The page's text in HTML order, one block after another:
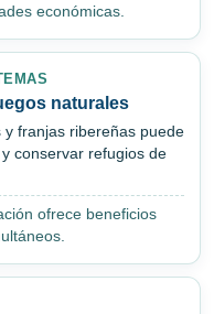
económicas.
naturales
franjas ribereñas puede
conservar refugios de
ofrece beneficios